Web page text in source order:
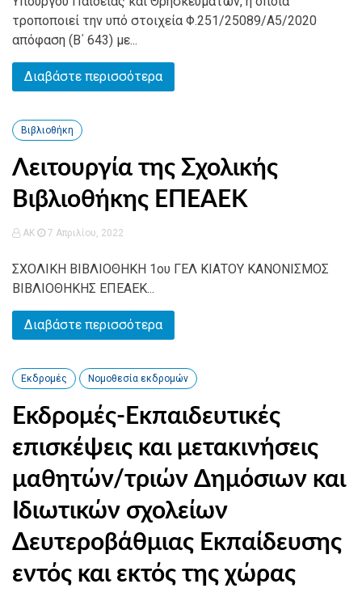
τροποποιεί την υπό στοιχεία Φ.251/25089/Α5/2020
απόφαση (Β΄ 643) με...
Διαβάστε περισσότερα
Βιβλιοθήκη
Λειτουργία της Σχολικής
Βιβλιοθήκης ΕΠΕΑΕΚ
AK 7 Απριλίου, 2022
ΣΧΟΛΙΚΗ ΒΙΒΛΙΟΘΗΚΗ 1ου ΓΕΛ ΚΙΑΤΟΥ ΚΑΝΟΝΙΣΜΟΣ
ΒΙΒΛΙΟΘΗΚΗΣ ΕΠΕΑΕΚ...
Διαβάστε περισσότερα
Εκδρομές Νομοθεσία εκδρομών
Εκδρομές-Εκπαιδευτικές
επισκέψεις και μετακινήσεις
μαθητών/τριών Δημόσιων και
Ιδιωτικών σχολείων
Δευτεροβάθμιας Εκπαίδευσης
εντός και εκτός της χώρας